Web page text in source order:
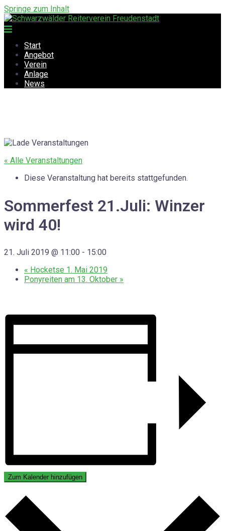
Springe zum Inhalt
Start
Angebot
Verein
Anlage
News
« Alle Veranstaltungen
Diese Veranstaltung hat bereits stattgefunden.
Sommerfest 21.Juli: Winzer
wird 40!
21. Juli 2019 @ 11:00 - 15:00
« Hocketse 1. Mai 2019
Ponyreiten am 13. Oktober »
Zum Kalender hinzufügen